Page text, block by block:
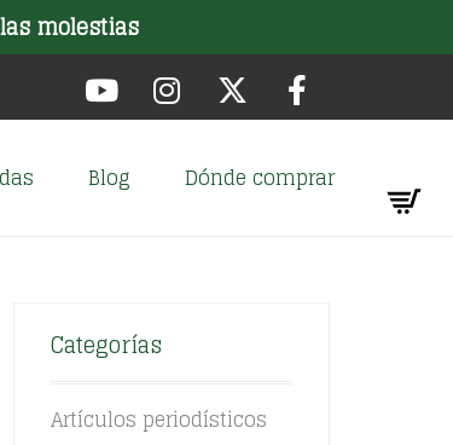
molestias
Blog Dónde comprar
Categorías
Artículos periodísticos